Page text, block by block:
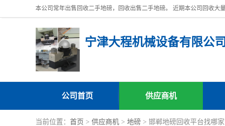
宁津大程机械设备有限公司
公司首页 供应商机
当前位置： 首页 > 供应商机 > 地磅 > 邯郸地磅回收平台找哪家